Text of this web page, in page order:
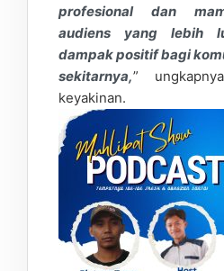
profesional dan
audiens yang lebih
dampak positif bagi
sekitarnya,”
keyakinan.